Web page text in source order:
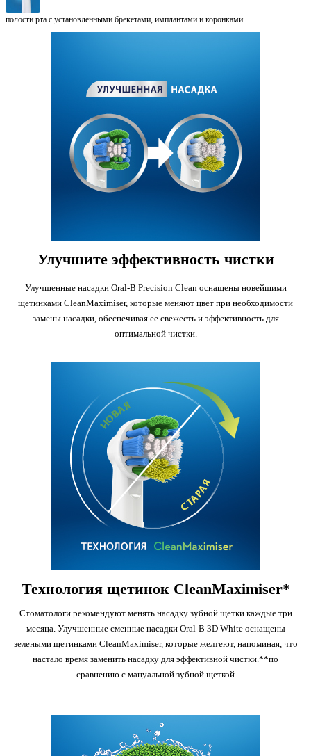
полости рта с установленными брекетами, имплантами и коронками.
Улучшите эффективность чистки
Улучшенные насадки Oral-B Precision Clean оснащены новейшими
щетинками CleanMaximiser, которые меняют цвет при необходимости
замены насадки, обеспечивая ее свежесть и эффективность для
оптимальной чистки.
Технология щетинок CleanMaximiser*
Стоматологи рекомендуют менять насадку зубной щетки каждые три
месяца. Улучшенные сменные насадки Oral-B 3D White оснащены
зелеными щетинками CleanMaximiser, которые желтеют, напоминая, что
настало время заменить насадку для эффективной чистки.**по
сравнению с мануальной зубной щеткой